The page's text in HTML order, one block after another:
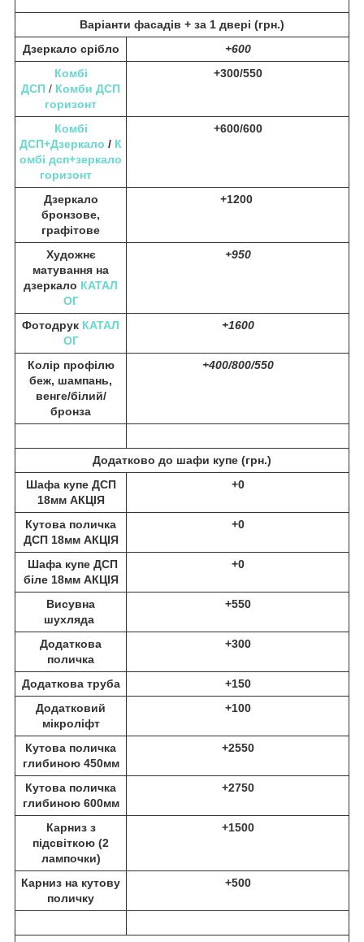
Варіанти фасадів + за 1 двері (грн.)
Дзеркало срібло
+600
Комбі
ДСП / Комби ДСП
горизонт
+300/550
Комбі
ДСП+Дзеркало / К
омбі дсп+зеркало
горизонт
+600/600
Дзеркало
бронзове,
графітове
+1200
Художнє
матування на
дзеркало КАТАЛ
ОГ
+950
Фотодрук КАТАЛ
ОГ
+1600
Колір профілю
беж, шампань,
венге/білий/
бронза
+400/800/550
Додатково до шафи купе (грн.)
Шафа купе ДСП
18мм АКЦІЯ
+0
Кутова поличка
ДСП 18мм АКЦІЯ
+0
Шафа купе ДСП
біле 18мм АКЦІЯ
+0
Висувна
шухляда
+550
Додаткова
поличка
+300
Додаткова труба
+150
Додатковий
мікроліфт
+100
Кутова поличка
глибиною 450мм
+2550
Кутова поличка
глибиною 600мм
+2750
Карниз з
підсвіткою (2
лампочки)
+1500
Карниз на кутову
поличку
+500